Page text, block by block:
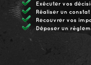
Exécuter vos
Réaliser un constat
Recouvrer vos
Déposer un